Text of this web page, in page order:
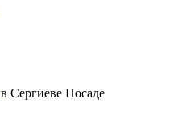
в Сергиеве Посаде